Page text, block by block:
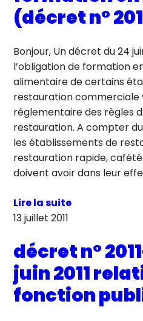
(décret n°
Bonjour, Un décret du 24
l’obligation de formation
alimentaire de certains
restauration commerciale
réglementaire des règles
restauration. A compter
les établissements de
restauration rapide,
doivent avoir dans leur
Lire la suite
13 juillet 2011
décret n°
juin 2011
fonction